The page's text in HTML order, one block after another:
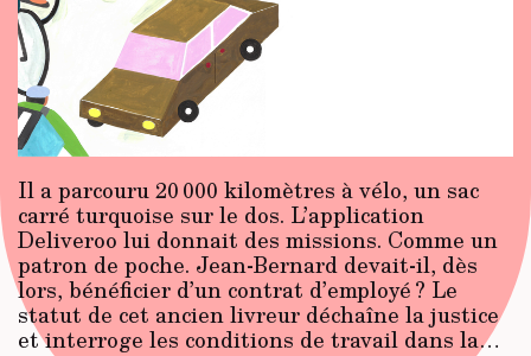
Il a parcouru 20 000 kilomètres à vélo, un sac
carré turquoise sur le dos. L’application
Deliveroo lui donnait des missions. Comme un
patron de poche. Jean-Bernard devait-il, dès
lors, bénéficier d’un contrat d’employé ? Le
statut de cet ancien livreur déchaîne la justice
et interroge les conditions de travail dans la…